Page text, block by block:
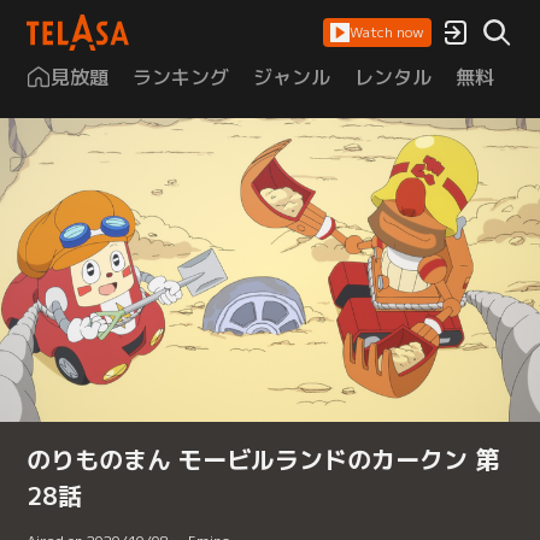
Watch now
見放題 ランキング ジャンル レンタル 無料
のりものまん モービルランドのカークン 第
28話